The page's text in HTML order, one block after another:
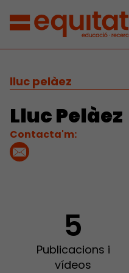
lluc pelàez
Lluc Pelàez
Contacta'm:
5
Publicacions i
vídeos